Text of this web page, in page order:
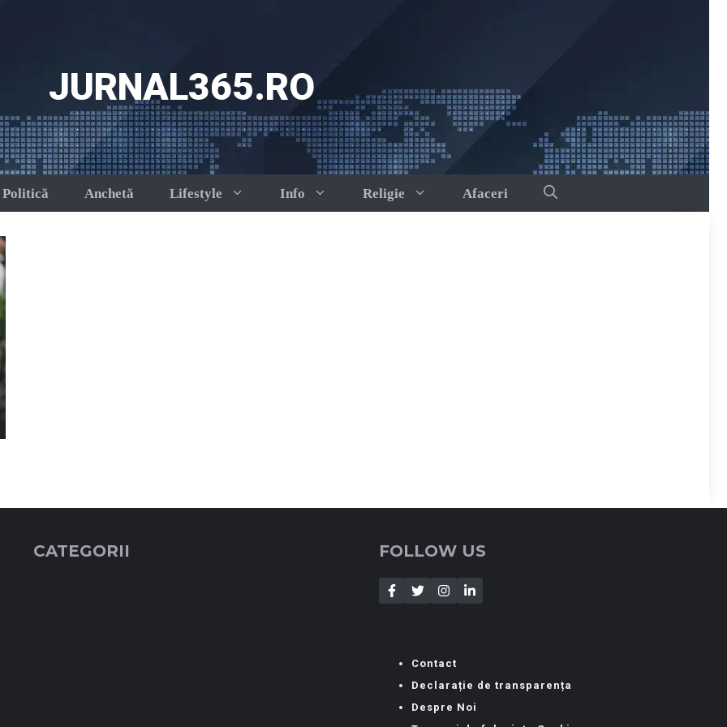
JURNAL365.RO
Politică Anchetă Lifestyle Info Religie Afaceri
CATEGORII FOLLOW US
Contact
Declarație de transparența
Despre Noi